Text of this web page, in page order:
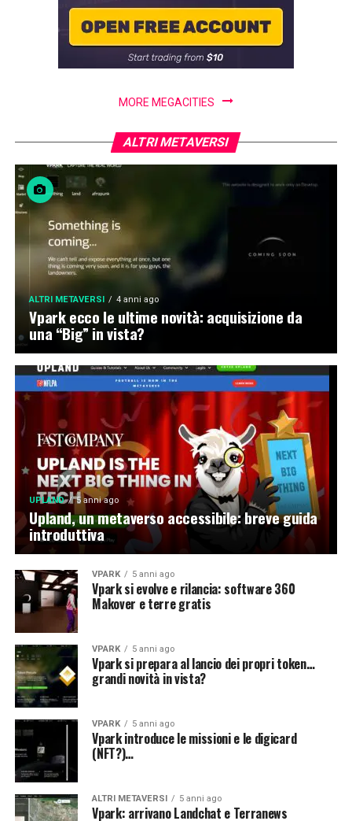
MORE MEGACITIES
ALTRI METAVERSI
ALTRI METAVERSI 4 anni ago
Vpark ecco le ultime novità: acquisizione da
una “Big” in vista?
UPLAND 5 anni ago
Upland, un metaverso accessibile: breve guida
introduttiva
VPARK 5 anni ago
Vpark si evolve e rilancia: software 360
Makover e terre gratis
VPARK 5 anni ago
Vpark si prepara al lancio dei propri token…
grandi novità in vista?
VPARK 5 anni ago
Vpark introduce le missioni e le digicard
(NFT?)…
ALTRI METAVERSI 5 anni ago
Vpark: arrivano Landchat e Terranews